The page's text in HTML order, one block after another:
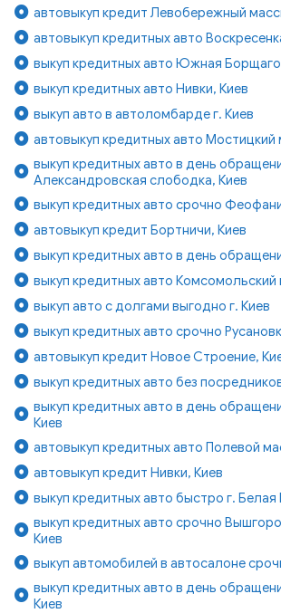
автовыкуп кредит Левобережный
автовыкуп кредитных авто
выкуп кредитных авто Южная
выкуп кредитных авто Нивки, Киев
выкуп авто в автоломбарде г. Киев
автовыкуп кредитных авто Мостицкий
выкуп кредитных авто в день
Александровская слободка, Киев
выкуп кредитных авто срочно
автовыкуп кредит Бортничи, Киев
выкуп кредитных авто в день
выкуп кредитных авто Комсомольский
выкуп авто с долгами выгодно г. Киев
выкуп кредитных авто срочно
автовыкуп кредит Новое Строение,
выкуп кредитных авто без
выкуп кредитных авто в день
Киев
автовыкуп кредитных авто Полевой
автовыкуп кредит Нивки, Киев
выкуп кредитных авто быстро г. Белая
выкуп кредитных авто срочно
Киев
выкуп автомобилей в автосалоне
выкуп кредитных авто в день
Киев